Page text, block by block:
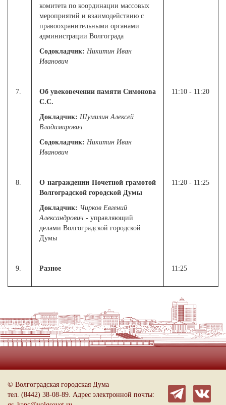
комитета по координации массовых
мероприятий и взаимодействию с
правоохранительными органами
администрации Волгограда
Содокладчик: Никитин Иван
Иванович
7.
Об увековечении памяти Симонова
С.С.
Докладчик: Шумилин Алексей
Владимирович
Содокладчик: Никитин Иван
Иванович
11:10 - 11:20
8.
О награждении Почетной грамотой
Волгоградской городской Думы
Докладчик: Чирков Евгений
Александрович - управляющий
делами Волгоградской городской
Думы
11:20 - 11:25
9. Разное 11:25
© Волгоградская городская Дума
тел. (8442) 38-08-89. Адрес электронной почты: